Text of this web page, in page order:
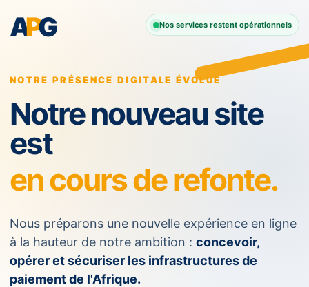
APG Nos services restent opérationnels
NOTRE PRÉSENCE DIGITALE ÉVOLUE
Notre nouveau site
est
en cours de refonte.
Nous préparons une nouvelle expérience en ligne
à la hauteur de notre ambition : concevoir,
opérer et sécuriser les infrastructures de
paiement de l'Afrique.